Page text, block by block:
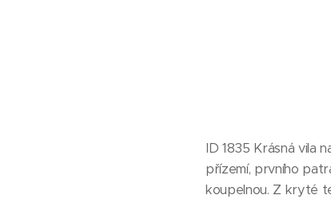
ID 1835 Krásná vila
přízemí, prvního
koupelnou. Z kryté